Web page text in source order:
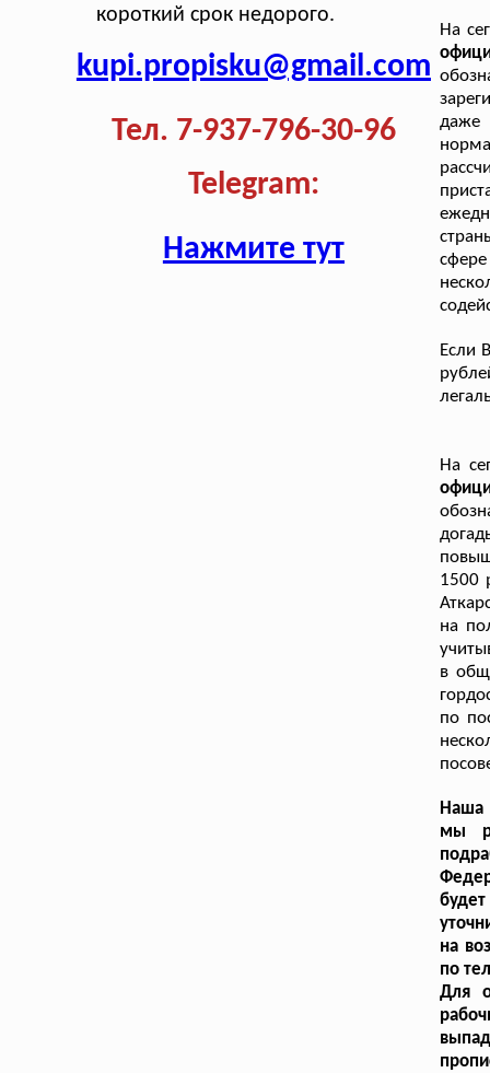
короткий срок недорого.
kupi.propisku@gmail.com
Тел. 7-937-796-30-96
Telegram:
Нажмите тут
На
даже
Если
На
1500
на
в
по
Наша
мы
на
по
Для